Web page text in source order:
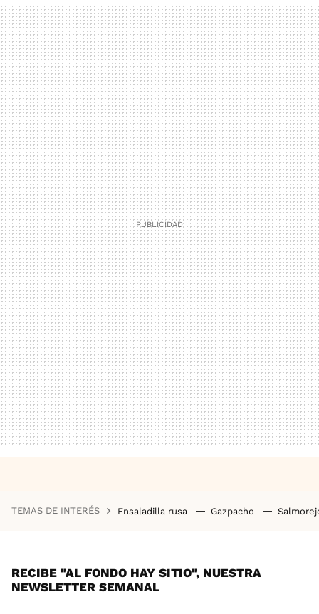
MAIL
TEMAS DE INTERÉS Ensaladilla rusa Gazpacho
RECIBE "AL FONDO HAY SITIO", NUESTRA
NEWSLETTER SEMANAL